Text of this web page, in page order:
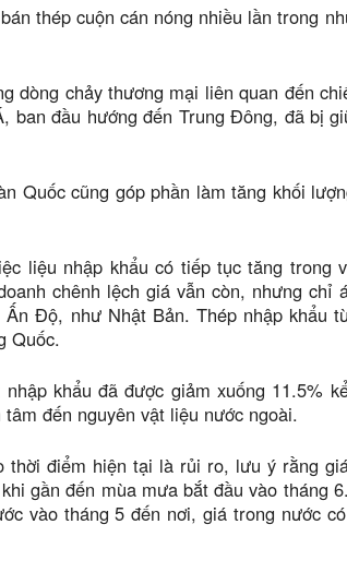
thép cuộn cán nóng nhiều lần trong
dòng chảy thương mại liên quan đến
ban đầu hướng đến Trung Đông, đã bị
Quốc cũng góp phần làm tăng khối
liệu nhập khẩu có tiếp tục tăng trong
chênh lệch giá vẫn còn, nhưng chỉ
Độ, như Nhật Bản. Thép nhập khẩu
Quốc.
khẩu đã được giảm xuống 11.5%
đến nguyên vật liệu nước ngoài.
thời điểm hiện tại là rủi ro, lưu ý rằng
gần đến mùa mưa bắt đầu vào tháng
vào tháng 5 đến nơi, giá trong nước